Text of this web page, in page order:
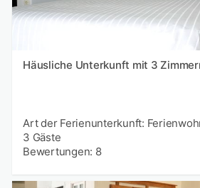
Häusliche Unterkunft mit 3
Art der Ferienunterkunft:
3 Gäste
Bewertungen: 8